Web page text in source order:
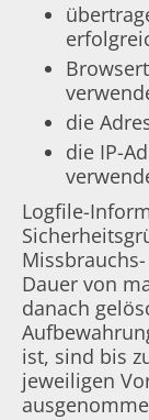
die
die IP-
Logfile-
Dauer von
danach
ist, sind bis
jeweiligen